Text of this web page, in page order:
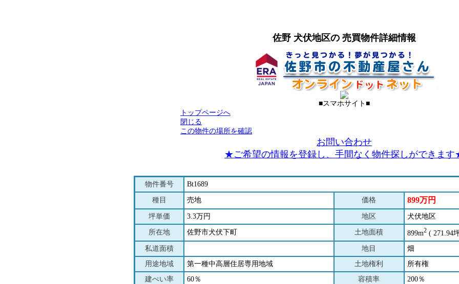
佐野 犬伏地区の 売買物件詳細情報
■スマホサイト■
トップページへ
閉じる
この物件の場所を確認
お問い合わせ
★ご希望の情報を登録し、手間なく物件探しができま
物件番号 Bt1689
種目 売地 価格 899万円
坪単価 3.3万円 地区 犬伏地区
所在地 佐野市犬伏下町 土地面積 899m2( 271.94
私道面積 地目
畑
用途地域
第一種中高層住居専用地域 土地権利
所有権
建ぺい率
60％ 容積率
200％